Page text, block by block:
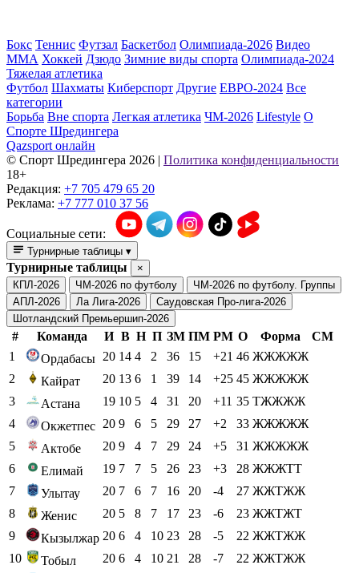
Бокс Теннис Футзал Баскетбол Олимпиада-2026 Видео
ММА Хоккей Дзюдо Зимние виды спорта Олимпиада-2024
Тяжелая атлетика
Футбол Шахматы Киберспорт Другие ЕВРО-2024 Все
категории
Борьба Вне спорта Легкая атлетика ЧМ-2026 Lifestyle О
Спорте Шредингера
Qazsport онлайн
© Cпорт Шредингера 2026 | Политика конфиденциальности
18+
Редакция: +7 705 479 65 20
Реклама: +7 777 010 37 56
Социальные сети:
Турнирные таблицы ▾
Турнирные таблицы
×
КПЛ-2026
ЧМ-2026 по футболу
ЧМ-2026 по футболу. Группы
АПЛ-2026
Ла Лига-2026
Саудовская Про-лига-2026
Шотландский Премьершип-2026
# Команда И В Н П ЗМ ПМ РМ О Форма
СМ
1
Ордабасы 20 14 4 2 36 15 +21 46 ЖЖЖЖЖ
2
Кайрат 20 13 6 1 39 14 +25 45 ЖЖЖЖЖ
3
Астана 19 10 5 4 31 20 +11 35 ТЖЖЖЖ
4
Окжетпес 20 9 6 5 29 27 +2 33 ЖЖЖЖЖ
5
Актобе 20 9 4 7 29 24 +5 31 ЖЖЖЖЖ
6
Елимай 19 7 7 5 26 23 +3 28 ЖЖЖТТ
7
Улытау 20 7 6 7 16 20 -4 27 ЖЖТЖЖ
8
Женис 20 5 8 7 17 23 -6 23 ЖЖТЖТ
9
Кызылжар 20 6 4 10 23 28 -5 22 ЖЖТЖЖ
10
Тобыл 20 6 4 10 21 28 -7 22 ЖЖТЖЖ